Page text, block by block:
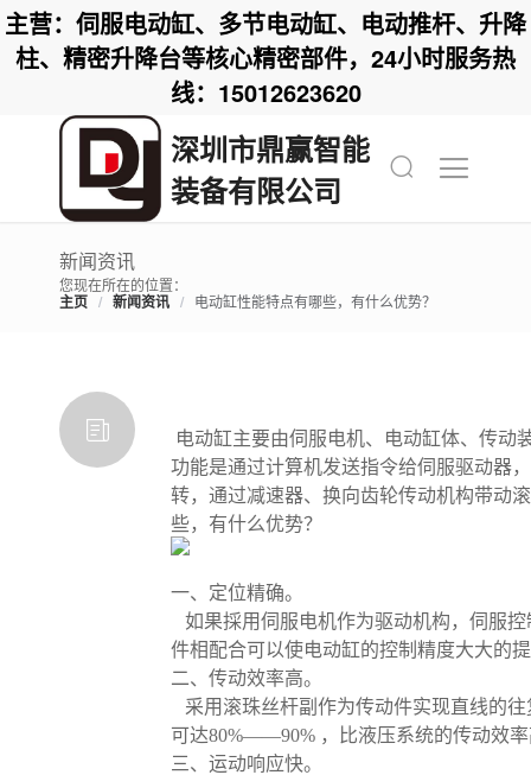
主营：伺服电动缸、多节电动缸、电动推杆、升降
柱、精密升降台等核心精密部件，24小时服务热
线：15012623620
深圳市鼎赢智能
装备有限公司
新闻资讯
您现在所在的位置：
主页 / 新闻资讯 / 电动缸性能特点有哪些，有什么优势？
电动缸主要由伺服电机、电动缸体、传动
功能是通过计算机发送指令给伺服驱动器
转，通过减速器、换向齿轮传动机构带动
些，有什么优势？
一、定位精确。
如果採用伺服电机作为驱动机构，伺服
件相配合可以使电动缸的控制精度大大的
二、传动效率高。
采用滚珠丝杆副作为传动件实现直线的
可达80%——90% ，比液压系统的传动效率
三、运动响应快。